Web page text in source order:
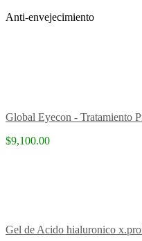
Anti-envejecimiento
Global Eyecon - Tratamiento
$9,100.00
Gel de Acido hialuronico